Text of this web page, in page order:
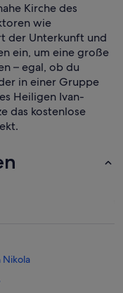
Kirche des
wie
der Unterkunft und
ein, um eine große
– egal, ob du
in einer Gruppe
Heiligen Ivan-
das kostenlose
Nikola